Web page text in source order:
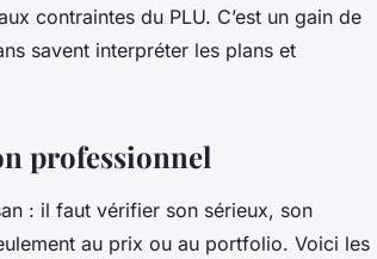
contraintes du PLU. C’est un gain de
savent interpréter les plans et
professionnel
: il faut vérifier son sérieux, son
au prix ou au portfolio. Voici les